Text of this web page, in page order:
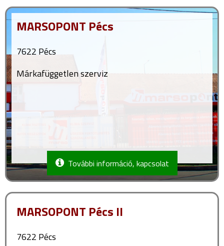
MARSOPONT Pécs
7622 Pécs
Márkafüggetlen szerviz
További információ, kapcsolat
MARSOPONT Pécs II
7622 Pécs